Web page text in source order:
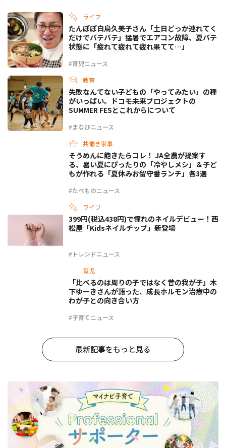
ライフ
#育児ニュース
たんぽぽ白鳥久美子さん「土日どっか連れてく
だけでバテバテ」猛暑でエアコン故障、夏バテ
状態に「疲れて疲れて疲れ果てて…」
教育
#まなびニュース
失敗なんてない――子どもの「やってみたい」の種
がいっぱい。ドコモ未来プロジェクトの
SUMMER FESとこれからについて
共働き家事
#たべものニュース
そうめんに飽きたらコレ！ JA全農が提案す
る、暑い夏にぴったりの「冷やしメシ」＆子ど
もが作れる「夏休みお留守番ランチ」各3選
ライフ
#トレンドニュース
399円(税込438円)で憧れのネイルデビュー！西
松屋「Kidsネイルチップ」新登場
育児
#子育てニュース
「比べるのは周りの子ではなく昔の我が子」木
下ゆーきさんが語った、成長ホルモン治療中の
わが子との向き合い方
最新記事をもっと見る